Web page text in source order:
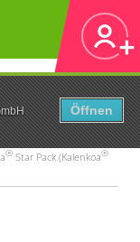
Öffnen
® Star Pack (Kalenkoa®